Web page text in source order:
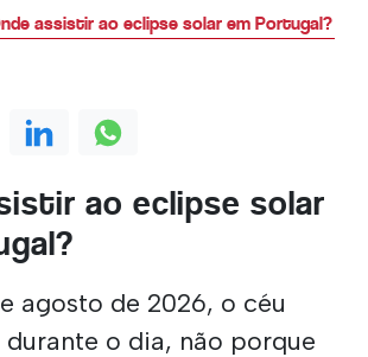
assistir ao eclipse solar em Portugal?
ao eclipse solar
agosto de 2026, o céu
durante o dia, não porque